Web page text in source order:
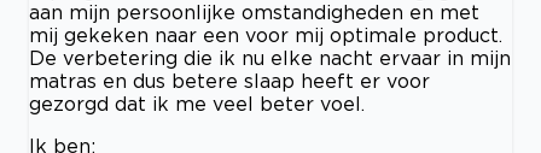
aan mijn persoonlijke omstandigheden en met
mij gekeken naar een voor mij optimale product.
De verbetering die ik nu elke nacht ervaar in mijn
matras en dus betere slaap heeft er voor
gezorgd dat ik me veel beter voel.
Ik ben: